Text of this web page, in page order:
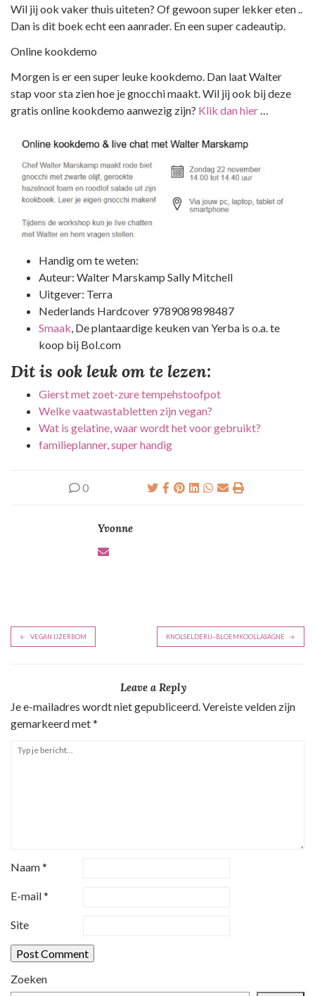
Wil jij ook vaker thuis uiteten? Of gewoon super lekker eten ..
Dan is dit boek echt een aanrader. En een super cadeautip.
Online kookdemo
Morgen is er een super leuke kookdemo. Dan laat Walter
stap voor sta zien hoe je gnocchi maakt. Wil jij ook bij deze
gratis online kookdemo aanwezig zijn? Klik dan hier…
Handig om te weten:
Auteur: Walter Marskamp Sally Mitchell
Uitgever: Terra
Nederlands Hardcover 9789089898487
Smaak , De plantaardige keuken van Yerba is o.a. te
koop bij Bol.com
Dit is ook leuk om te lezen:
Gierst met zoet-zure tempehstoofpot
Welke vaatwastabletten zijn vegan?
Wat is gelatine, waar wordt het voor gebruikt?
familieplanner, super handig
0
Yvonne
B
c
h
a
t
e
VEGAN IJZERBOM KNOLSELDERIJ–BLOEMKOOLLASAGNE
Leave a Reply
Je e-mailadres wordt niet gepubliceerd. Vereiste velden zijn
gemarkeerd met*
Naam*
E-mail*
Site
Zoeken